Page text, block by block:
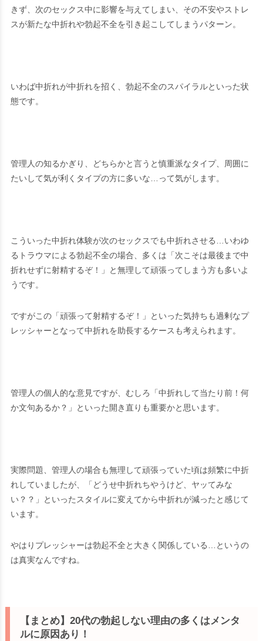
きず、次のセックス中に影響を与えてしまい、その不安やストレ
スが新たな中折れや勃起不全を引き起こしてしまうパターン。
いわば中折れが中折れを招く、勃起不全のスパイラルといった状
態です。
管理人の知るかぎり、どちらかと言うと慎重派なタイプ、周囲に
たいして気が利くタイプの方に多いな…って気がします。
こういった中折れ体験が次のセックスでも中折れさせる…いわゆ
るトラウマによる勃起不全の場合、多くは「次こそは最後まで中
折れせずに射精するぞ！」と無理して頑張ってしまう方も多いよ
うです。
ですがこの「頑張って射精するぞ！」といった気持ちも過剰なプ
レッシャーとなって中折れを助長するケースも考えられます。
管理人の個人的な意見ですが、むしろ「中折れして当たり前！何
か文句あるか？」といった開き直りも重要かと思います。
実際問題、管理人の場合も無理して頑張っていた頃は頻繁に中折
れしていましたが、「どうせ中折れちやうけど、ヤッてみな
い？？」といったスタイルに変えてから中折れが減ったと感じて
います。
やはりプレッシャーは勃起不全と大きく関係している…というの
は真実なんですね。
【まとめ】20代の勃起しない理由の多くはメンタ
ルに原因あり！